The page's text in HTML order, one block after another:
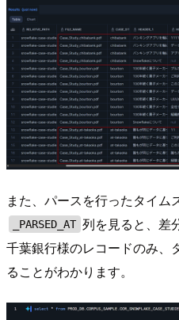
また、パースを行ったタイム
_PARSED_AT 列を見ると、差
千葉銀行様のレコードのみ、
ることがわかります。